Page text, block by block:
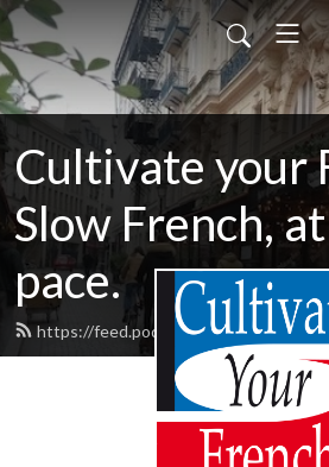
Cultivate your
Slow French,
pace.
https://feed.podbean.com/laetitia/